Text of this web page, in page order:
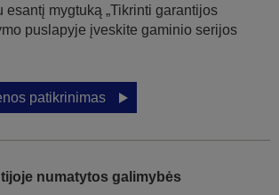
esantį mygtuką „Tikrinti garantijos
puslapyje įveskite gaminio serijos
patikrinimas
numatytos galimybės